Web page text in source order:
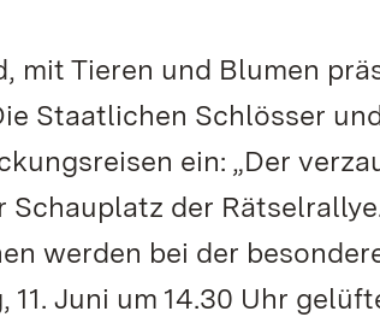
mit Tieren und Blumen
Staatlichen Schlösser
ein: „Der
Schauplatz der
werden bei der
11. Juni um 14.30 Uhr